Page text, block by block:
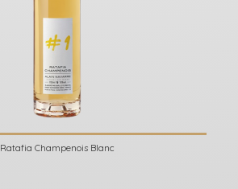
Ratafia Champenois Blanc